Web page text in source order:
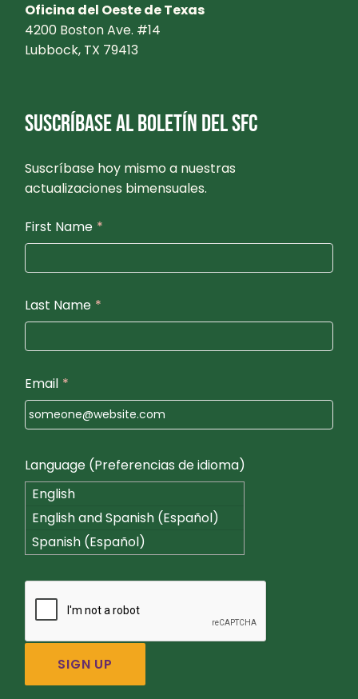
Oficina del Oeste de Texas
4200 Boston Ave. #14
Lubbock, TX 79413
SUSCRÍBASE AL BOLETÍN DEL SFC
Suscríbase hoy mismo a nuestras
actualizaciones bimensuales.
First Name *
Last Name *
Email *
Language (Preferencias de idioma)
English
English and Spanish (Español)
Spanish (Español)